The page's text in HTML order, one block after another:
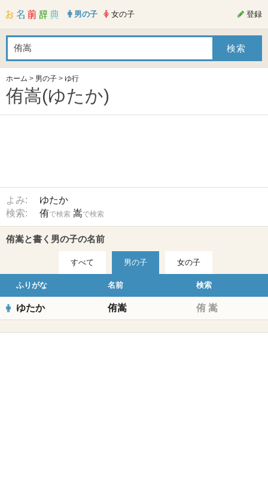
男の子 女の子 登録
ホーム > 男の子 > ゆ行
侑嵩(ゆたか)
よみ:
ゆたか
検索:
侑で検索 嵩で検索
侑嵩と書く男の子の名前
すべて 男の子 女の子
ふりがな 名前 検索
ゆたか 侑嵩 侑 嵩